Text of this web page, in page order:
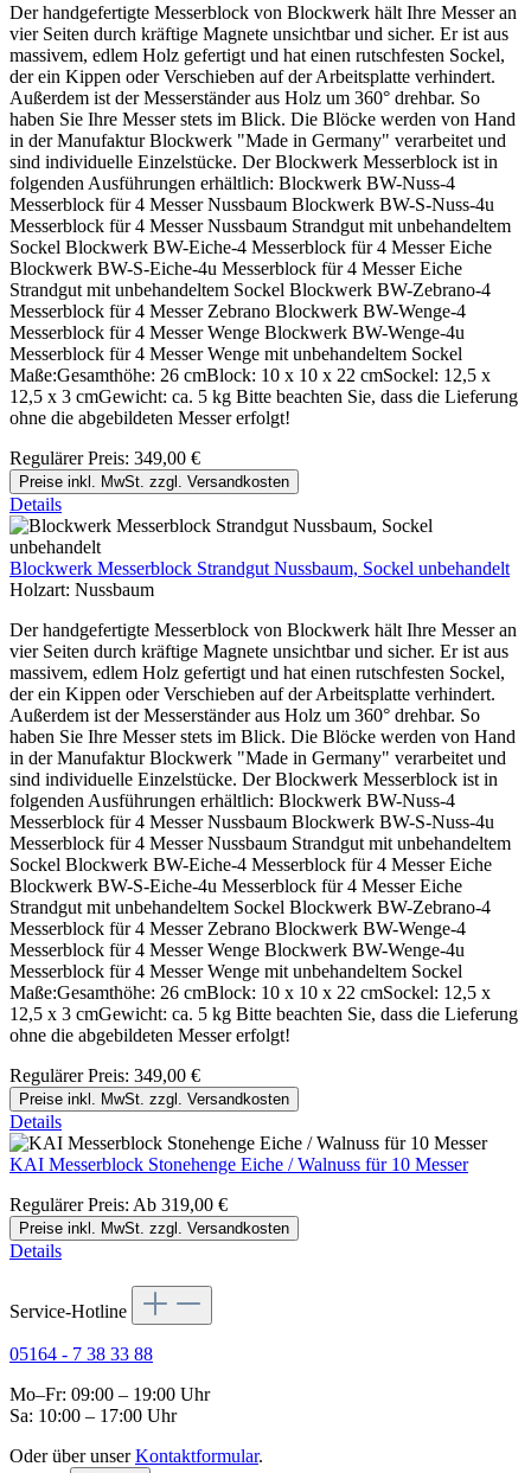
Der handgefertigte Messerblock von Blockwerk hält Ihre Messer an
vier Seiten durch kräftige Magnete unsichtbar und sicher. Er ist aus
massivem, edlem Holz gefertigt und hat einen rutschfesten Sockel,
der ein Kippen oder Verschieben auf der Arbeitsplatte verhindert.
Außerdem ist der Messerständer aus Holz um 360° drehbar. So
haben Sie Ihre Messer stets im Blick. Die Blöcke werden von Hand
in der Manufaktur Blockwerk "Made in Germany" verarbeitet und
sind individuelle Einzelstücke. Der Blockwerk Messerblock ist in
folgenden Ausführungen erhältlich: Blockwerk BW-Nuss-4
Messerblock für 4 Messer Nussbaum Blockwerk BW-S-Nuss-4u
Messerblock für 4 Messer Nussbaum Strandgut mit unbehandeltem
Sockel Blockwerk BW-Eiche-4 Messerblock für 4 Messer Eiche
Blockwerk BW-S-Eiche-4u Messerblock für 4 Messer Eiche
Strandgut mit unbehandeltem Sockel Blockwerk BW-Zebrano-4
Messerblock für 4 Messer Zebrano Blockwerk BW-Wenge-4
Messerblock für 4 Messer Wenge Blockwerk BW-Wenge-4u
Messerblock für 4 Messer Wenge mit unbehandeltem Sockel
Maße:Gesamthöhe: 26 cmBlock: 10 x 10 x 22 cmSockel: 12,5 x
12,5 x 3 cmGewicht: ca. 5 kg Bitte beachten Sie, dass die Lieferung
ohne die abgebildeten Messer erfolgt!
Regulärer Preis: 349,00 €
Preise inkl. MwSt. zzgl. Versandkosten
Details
Blockwerk Messerblock Strandgut Nussbaum, Sockel unbehandelt
Holzart: Nussbaum
Der handgefertigte Messerblock von Blockwerk hält Ihre Messer an
vier Seiten durch kräftige Magnete unsichtbar und sicher. Er ist aus
massivem, edlem Holz gefertigt und hat einen rutschfesten Sockel,
der ein Kippen oder Verschieben auf der Arbeitsplatte verhindert.
Außerdem ist der Messerständer aus Holz um 360° drehbar. So
haben Sie Ihre Messer stets im Blick. Die Blöcke werden von Hand
in der Manufaktur Blockwerk "Made in Germany" verarbeitet und
sind individuelle Einzelstücke. Der Blockwerk Messerblock ist in
folgenden Ausführungen erhältlich: Blockwerk BW-Nuss-4
Messerblock für 4 Messer Nussbaum Blockwerk BW-S-Nuss-4u
Messerblock für 4 Messer Nussbaum Strandgut mit unbehandeltem
Sockel Blockwerk BW-Eiche-4 Messerblock für 4 Messer Eiche
Blockwerk BW-S-Eiche-4u Messerblock für 4 Messer Eiche
Strandgut mit unbehandeltem Sockel Blockwerk BW-Zebrano-4
Messerblock für 4 Messer Zebrano Blockwerk BW-Wenge-4
Messerblock für 4 Messer Wenge Blockwerk BW-Wenge-4u
Messerblock für 4 Messer Wenge mit unbehandeltem Sockel
Maße:Gesamthöhe: 26 cmBlock: 10 x 10 x 22 cmSockel: 12,5 x
12,5 x 3 cmGewicht: ca. 5 kg Bitte beachten Sie, dass die Lieferung
ohne die abgebildeten Messer erfolgt!
Regulärer Preis: 349,00 €
Preise inkl. MwSt. zzgl. Versandkosten
Details
KAI Messerblock Stonehenge Eiche / Walnuss für 10 Messer
Regulärer Preis: Ab 319,00 €
Preise inkl. MwSt. zzgl. Versandkosten
Details
Service-Hotline
05164 - 7 38 33 88
Mo–Fr: 09:00 – 19:00 Uhr
Sa: 10:00 – 17:00 Uhr
Oder über unserKontaktformular.